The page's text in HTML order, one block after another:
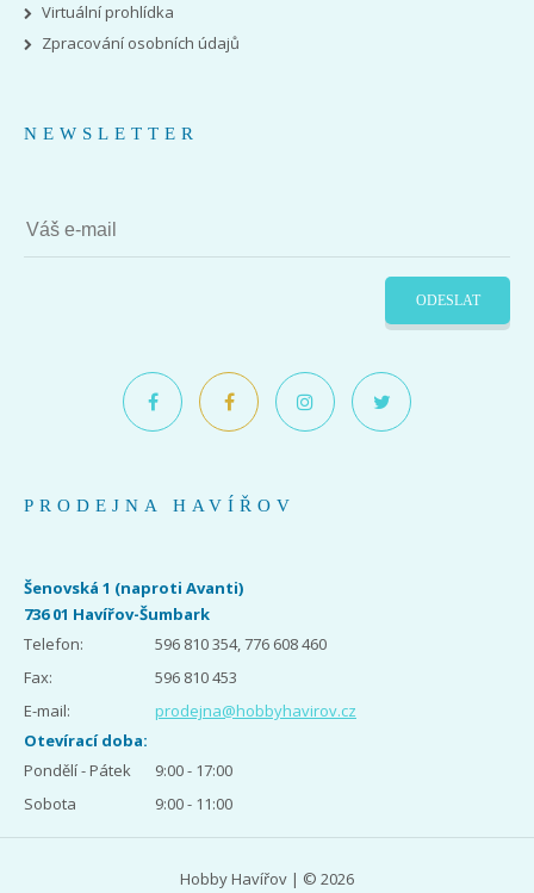
Virtuální prohlídka
Zpracování osobních údajů
NEWSLETTER
ODESLAT
PRODEJNA HAVÍŘOV
Šenovská 1 (naproti Avanti)
736 01 Havířov-Šumbark
Telefon:
596 810 354, 776 608 460
Fax:
596 810 453
E-mail:
prodejna@hobbyhavirov.cz
Otevírací doba:
Pondělí - Pátek
9:00 - 17:00
Sobota
9:00 - 11:00
Hobby Havířov | © 2026